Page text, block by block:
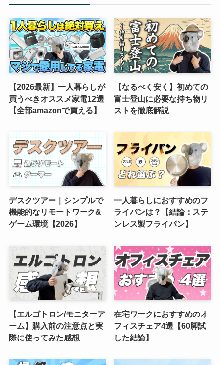
【2026最新】一人暮らしが
買うべきオススメ家電12選
【全部amazonで買える】
【なるべく安く】初めての
富士登山に必要な持ち物リ
ストを徹底解説
デスクツアー｜シンプルで
機能的なリモートワーク&
ゲーム環境【2026】
一人暮らしにおすすめのフ
ライパンは？【結論：ステ
ンレス製フライパン】
【エルゴトロン/モニターア
ーム】購入前の注意点と実
際に使ってみた感想
在宅ワークにおすすめのオ
フィスチェア4選【60脚試
した結論】